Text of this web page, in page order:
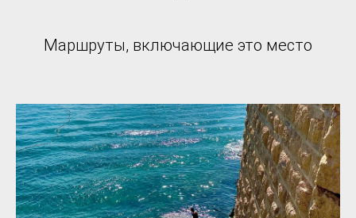
Маршруты, включающие это место